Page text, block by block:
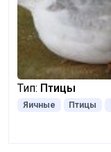
Тип: Птицы
Яичные Птицы